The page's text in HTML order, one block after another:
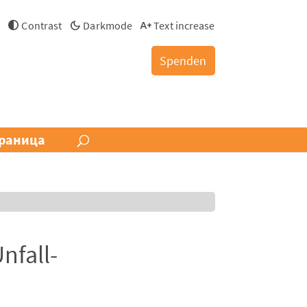
Contrast Darkmode Text increase
Spenden